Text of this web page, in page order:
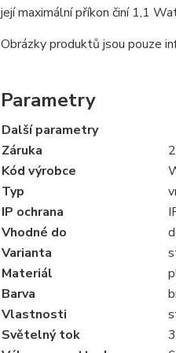
její maximální příkon činí 1,1
Obrázky produktů jsou pouze
Parametry
Další parametry
Záruka
Kód výrobce
Typ
IP ochrana
Vhodné do
Varianta
Materiál
Barva
Vlastnosti
Světelný tok